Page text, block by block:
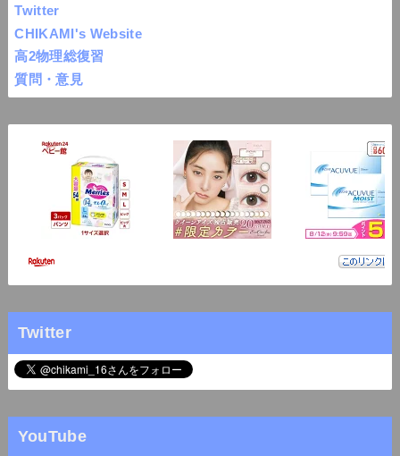
Twitter
CHIKAMI's Website
高2物理総復習
質問・意見
Twitter
YouTube